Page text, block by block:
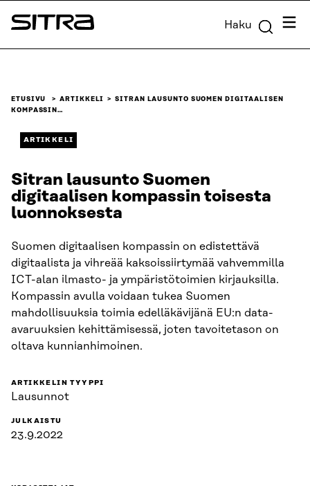
Siirry
suoraan
Sitra Haku
ETUSIVU ARTIKKELI
SITRAN LAUSUNTO SUOMEN DIGITAALISEN
KOMPASSIN…
ARTIKKELI
Sitran lausunto Suomen
digitaalisen kompassin toisesta
luonnoksesta
Suomen digitaalisen kompassin on edistettävä
digitaalista ja vihreää kaksoissiirtymää vahvemmilla
ICT-alan ilmasto- ja ympäristötoimien kirjauksilla.
Kompassin avulla voidaan tukea Suomen
mahdollisuuksia toimia edelläkävijänä EU:n data-
avaruuksien kehittämisessä, joten tavoitetason on
oltava kunnianhimoinen.
ARTIKKELIN TYYPPI
Lausunnot
JULKAISTU
23.9.2022